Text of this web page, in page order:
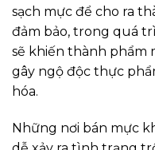
sạch mực để cho ra
đảm bảo, trong quá
sẽ khiến thành phẩm
gây ngộ độc thực
hóa.
Những nơi bán mực